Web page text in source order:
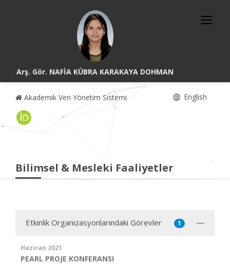
Arş. Gör. NAFİA KÜBRA KARAKAYA DOHMAN
Akademik Veri Yönetim Sistemi English
Bilimsel & Mesleki Faaliyetler
Etkinlik Organizasyonlarındaki Görevler 1
Haziran 2021
PEARL PROJE KONFERANSI